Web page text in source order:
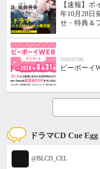
【速報】
年10月28日
せ・特典＆
2026/07/06
ビーボーイ
ドラマCD Cue
@BLCD_CEL